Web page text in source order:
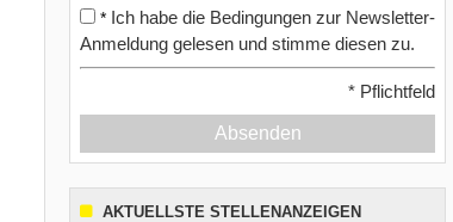
* Ich habe die Bedingungen zur Newsletter-
Anmeldung gelesen und stimme diesen zu.
* Pflichtfeld
Absenden
AKTUELLSTE STELLENANZEIGEN